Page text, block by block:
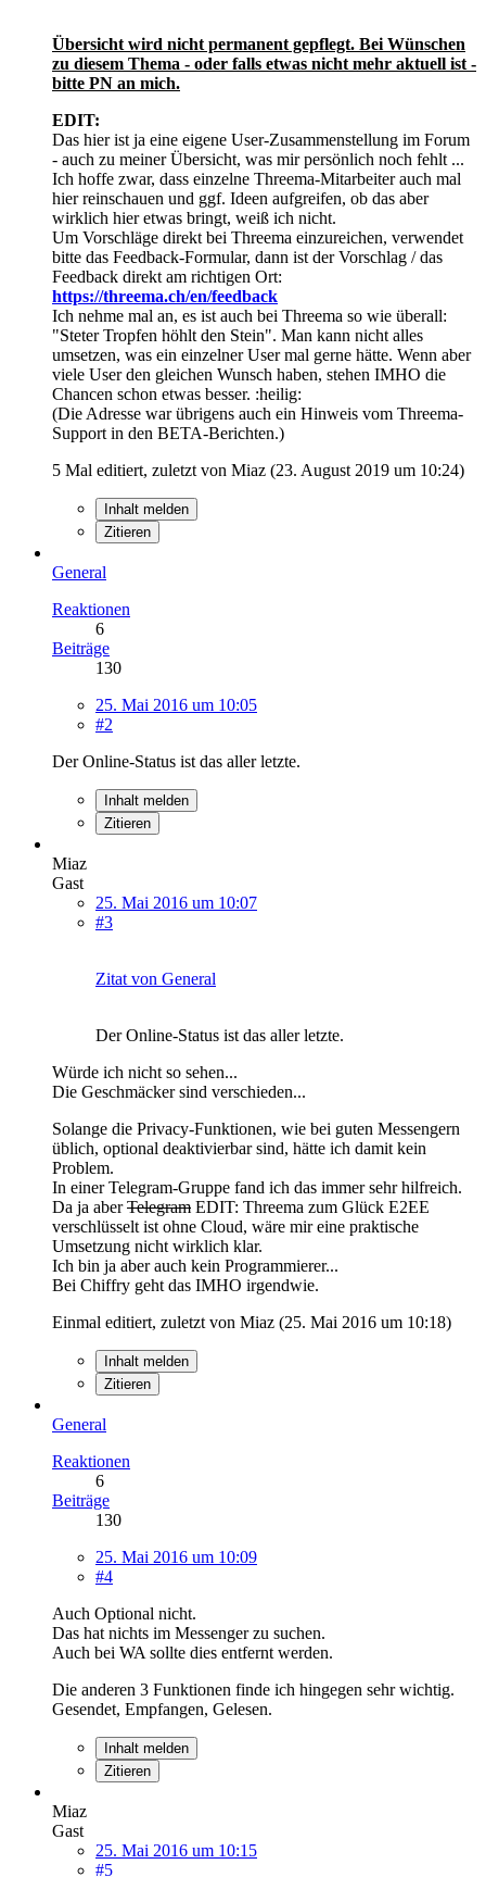
Übersicht wird nicht permanent gepflegt. Bei Wünschen
zu diesem Thema - oder falls etwas nicht mehr aktuell ist -
bitte PN an mich.
EDIT:
Das hier ist ja eine eigene User-Zusammenstellung im Forum
- auch zu meiner Übersicht, was mir persönlich noch fehlt ...
Ich hoffe zwar, dass einzelne Threema-Mitarbeiter auch mal
hier reinschauen und ggf. Ideen aufgreifen, ob das aber
wirklich hier etwas bringt, weiß ich nicht.
Um Vorschläge direkt bei Threema einzureichen, verwendet
bitte das Feedback-Formular, dann ist der Vorschlag / das
Feedback direkt am richtigen Ort:
https://threema.ch/en/feedback
Ich nehme mal an, es ist auch bei Threema so wie überall:
"Steter Tropfen höhlt den Stein". Man kann nicht alles
umsetzen, was ein einzelner User mal gerne hätte. Wenn aber
viele User den gleichen Wunsch haben, stehen IMHO die
Chancen schon etwas besser. :heilig:
(Die Adresse war übrigens auch ein Hinweis vom Threema-
Support in den BETA-Berichten.)
5 Mal editiert, zuletzt von Miaz (23. August 2019 um 10:24)
Inhalt melden
Zitieren
General
Reaktionen
6
Beiträge
130
25. Mai 2016 um 10:05
#2
Der Online-Status ist das aller letzte.
Inhalt melden
Zitieren
Miaz
Gast
25. Mai 2016 um 10:07
#3
Zitat von General
Der Online-Status ist das aller letzte.
Würde ich nicht so sehen...
Die Geschmäcker sind verschieden...
Solange die Privacy-Funktionen, wie bei guten Messengern
üblich, optional deaktivierbar sind, hätte ich damit kein
Problem.
In einer Telegram-Gruppe fand ich das immer sehr hilfreich.
Da ja aberTelegram EDIT: Threema zum Glück E2EE
verschlüsselt ist ohne Cloud, wäre mir eine praktische
Umsetzung nicht wirklich klar.
Ich bin ja aber auch kein Programmierer...
Bei Chiffry geht das IMHO irgendwie.
Einmal editiert, zuletzt von Miaz (25. Mai 2016 um 10:18)
Inhalt melden
Zitieren
General
Reaktionen
6
Beiträge
130
25. Mai 2016 um 10:09
#4
Auch Optional nicht.
Das hat nichts im Messenger zu suchen.
Auch bei WA sollte dies entfernt werden.
Die anderen 3 Funktionen finde ich hingegen sehr wichtig.
Gesendet, Empfangen, Gelesen.
Inhalt melden
Zitieren
Miaz
Gast
25. Mai 2016 um 10:15
#5